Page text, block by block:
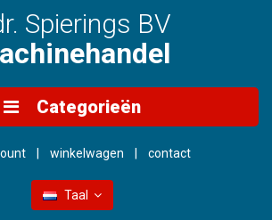
Spierings BV
Categorieën
winkelwagen contact
Taal